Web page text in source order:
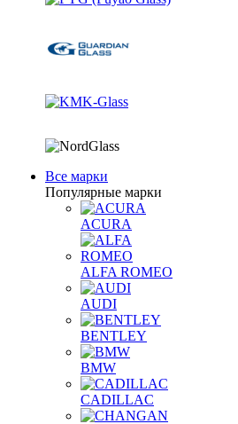
Все марки
Популярные марки
ACURA
ALFA ROMEO
AUDI
BENTLEY
BMW
CADILLAC